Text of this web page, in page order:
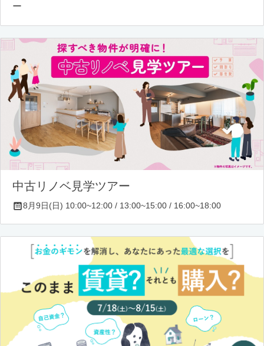
ー
中古リノベ見学ツアー
8月9日(日) 10:00~12:00 / 13:00~15:00 / 16:00~18:00